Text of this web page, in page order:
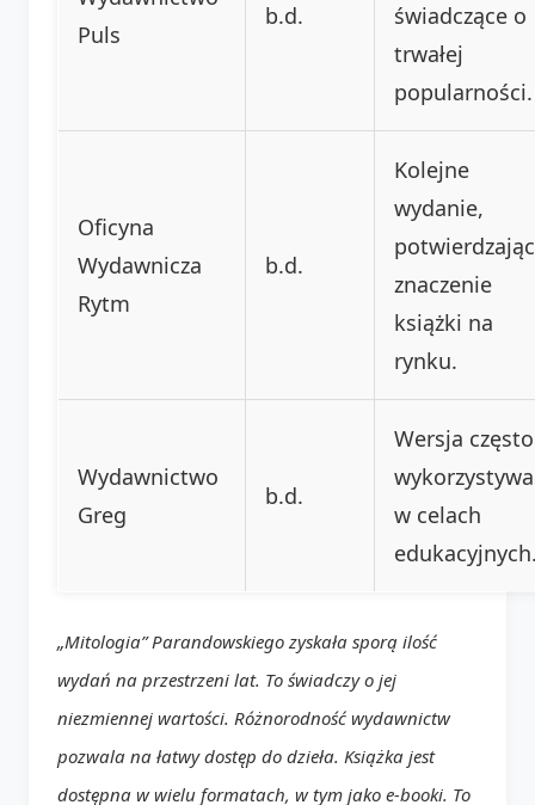
Puls
b.d.
świadczące o
trwałej
popularności.
Oficyna
Wydawnicza
Rytm
b.d.
Kolejne
wydanie,
znaczenie
książki na
rynku.
Wydawnictwo
Greg
b.d.
Wersja często
w celach
„Mitologia” Parandowskiego zyskała sporą ilość
wydań na przestrzeni lat. To świadczy o jej
niezmiennej wartości. Różnorodność wydawnictw
pozwala na łatwy dostęp do dzieła. Książka jest
dostępna w wielu formatach, w tym jako e-booki. To